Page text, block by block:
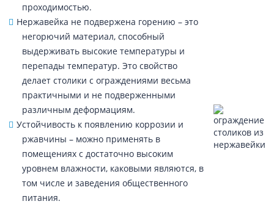
проходимостью.
Нержавейка не подвержена горению – это
негорючий материал, способный
выдерживать высокие температуры и
перепады температур. Это свойство
делает столики с ограждениями весьма
практичными и не подверженными
различным деформациям.
Устойчивость к появлению коррозии и
ржавчины – можно применять в
помещениях с достаточно высоким
уровнем влажности, каковыми являются, в
том числе и заведения общественного
питания.